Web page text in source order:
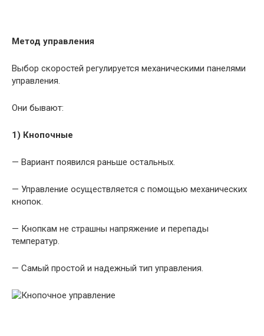
Метод управления
Выбор скоростей регулируется механическими панелями
управления.
Они бывают:
1) Кнопочные
— Вариант появился раньше остальных.
— Управление осуществляется с помощью механических
кнопок.
— Кнопкам не страшны напряжение и перепады
температур.
— Самый простой и надежный тип управления.